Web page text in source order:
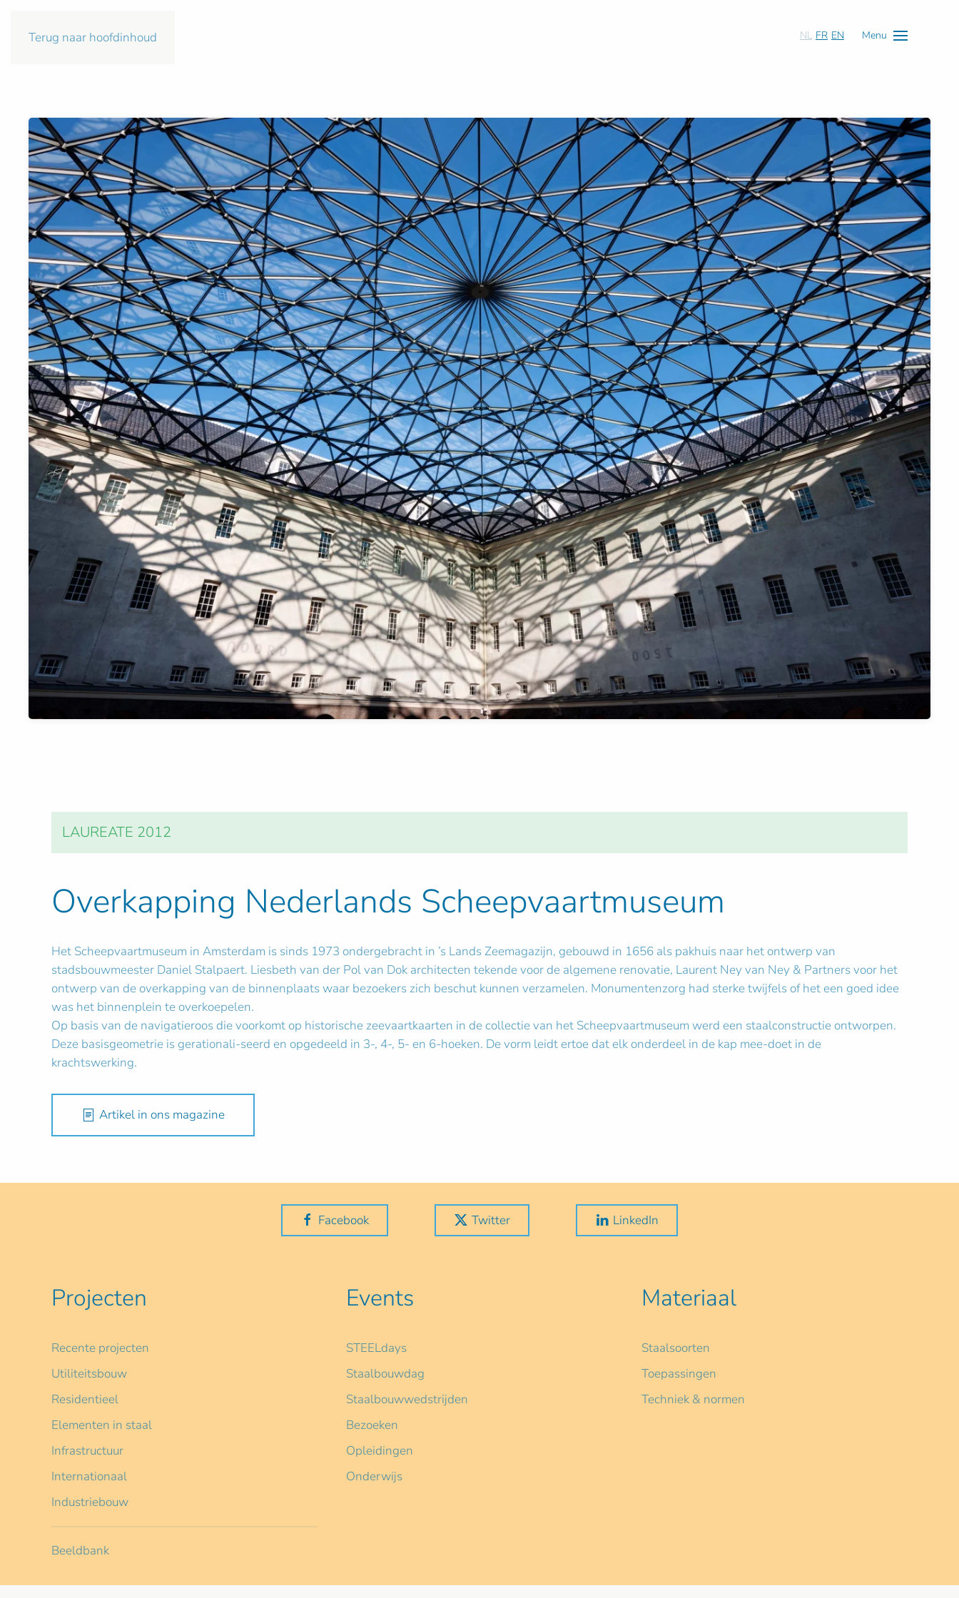
Terug naar hoofdinhoud NL FR EN Menu
LAUREATE 2012
Overkapping Nederlands Scheepvaartmuseum
Het Scheepvaartmuseum in Amsterdam is sinds 1973 ondergebracht in ’s Lands Zeemagazijn, gebouwd in 1656 als pakhuis naar het ontwerp van
stadsbouwmeester Daniel Stalpaert. Liesbeth van der Pol van Dok architecten tekende voor de algemene renovatie, Laurent Ney van Ney & Partners voor het
ontwerp van de overkapping van de binnenplaats waar bezoekers zich beschut kunnen verzamelen. Monumentenzorg had sterke twijfels of het een goed idee
was het binnenplein te overkoepelen.
Op basis van de navigatieroos die voorkomt op historische zeevaartkaarten in de collectie van het Scheepvaartmuseum werd een staalconstructie ontworpen.
Deze basisgeometrie is gerationali-seerd en opgedeeld in 3-, 4-, 5- en 6-hoeken. De vorm leidt ertoe dat elk onderdeel in de kap mee-doet in de
krachtswerking.
Artikel in ons magazine
Facebook Twitter LinkedIn
Projecten
Recente projecten
Utiliteitsbouw
Residentieel
Elementen in staal
Infrastructuur
Internationaal
Industriebouw
Beeldbank
Events
STEELdays
Staalbouwdag
Staalbouwwedstrijden
Bezoeken
Opleidingen
Onderwijs
Materiaal
Staalsoorten
Toepassingen
Techniek & normen